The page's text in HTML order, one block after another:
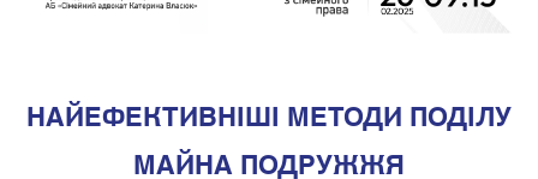
НАЙЕФЕКТИВНІШІ МЕТОДИ ПОДІЛУ
МАЙНА ПОДРУЖЖЯ